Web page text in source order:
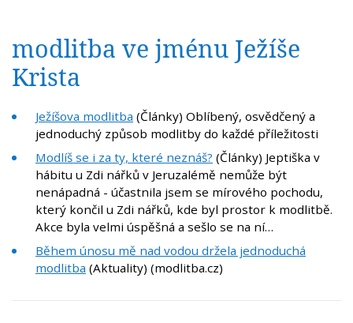
modlitba ve jménu Ježíše
Krista
Ježíšova modlitba (Články) Oblíbený, osvědčený a
jednoduchý způsob modlitby do každé příležitosti
Modlíš se i za ty, které neznáš? (Články) Jeptiška v
hábitu u Zdi nářků v Jeruzalémě nemůže být
nenápadná - účastnila jsem se mírového pochodu,
který končil u Zdi nářků, kde byl prostor k modlitbě.
Akce byla velmi úspěšná a sešlo se na ní…
Během únosu mě nad vodou držela jednoduchá
modlitba (Aktuality) (modlitba.cz)